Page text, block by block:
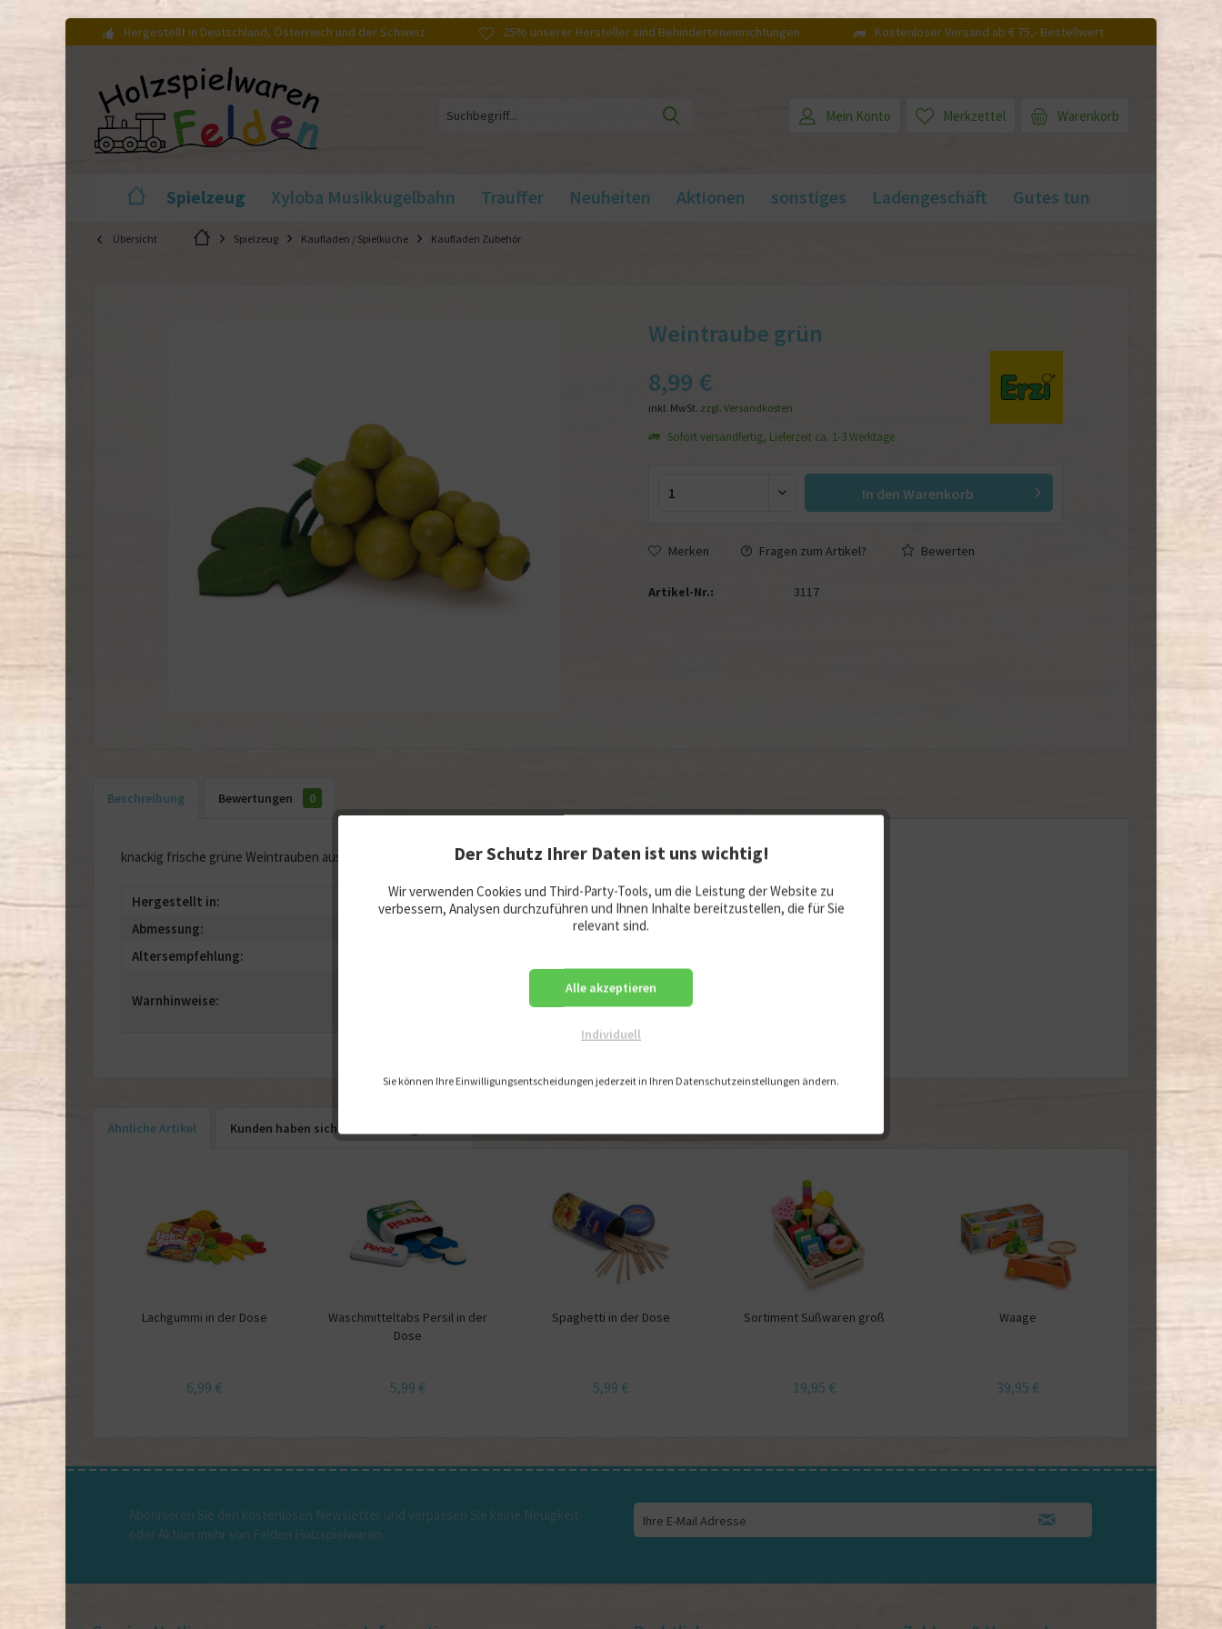
Hergestellt in Deutschland, Österreich und der Schweiz 25% unserer Hersteller sind Behinderteneinrichtungen Kostenloser Versand ab € 75,- Bestellwert
Warenkorb
Merkzettel
Mein Konto
Spielzeug Xyloba Musikkugelbahn Trauffer Neuheiten Aktionen sonstiges Ladengeschäft Gutes tun
Der Schutz Ihrer Daten ist uns wichtig!
Wir verwenden Cookies und Third-Party-Tools, um die Leistung der Website zu
verbessern, Analysen durchzuführen und Ihnen Inhalte bereitzustellen, die für Sie
relevant sind.
Individuell
Alle akzeptieren
Sie können Ihre Einwilligungsentscheidungen jederzeit in Ihren Datenschutzeinstellungen ändern.
Übersicht Spielzeug Kaufladen / Spielküche Kaufladen Zubehör
Weintraube grün
8,99 €
inkl. MwSt. zzgl. Versandkosten
Sofort versandfertig, Lieferzeit ca. 1-3 Werktage.
In den Warenkorb
Merken Fragen zum Artikel? Bewerten
Artikel-Nr.: 3117
Beschreibung Bewertungen 0
knackig frische grüne Weintrauben aus Holz zum Spielen
Hergestellt in:
Deutschland
Abmessung:
Altersempfehlung:
Warnhinweise:
- Nicht für Kinder unter 36 Monaten
Ähnliche Artikel Kunden haben sich ebenfalls angesehen
Lachgummi in der Dose
6,99 €
Waschmitteltabs Persil in der
Dose
5,99 €
Spaghetti in der Dose
5,99 €
Sortiment Süßwaren groß
19,95 €
Waage
39,95 €
Abonnieren Sie den kostenlosen Newsletter und verpassen Sie keine Neuigkeit
oder Aktion mehr von Felden Holzspielwaren.